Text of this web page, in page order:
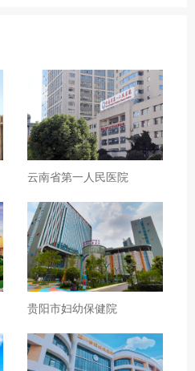
云南省第一人民医院
贵阳市妇幼保健院